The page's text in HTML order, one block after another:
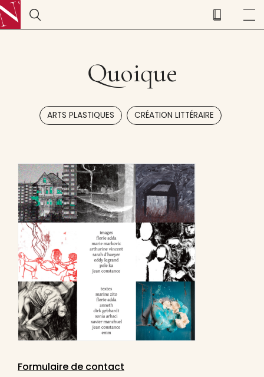
Quoique
ARTS PLASTIQUES CRÉATION LITTÉRAIRE
Formulaire de contact